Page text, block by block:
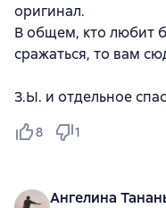
оригинал.
В общем, кто любит
сражаться, то вам
З.Ы. и отдельное
8 1
Ангелина